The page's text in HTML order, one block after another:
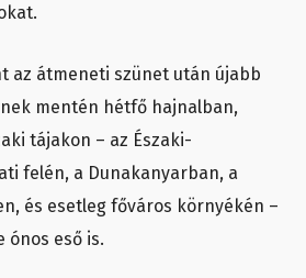
az átmeneti szünet után újabb
mentén hétfő hajnalban,
tájakon – az Északi-
felén, a Dunakanyarban, a
és esetleg főváros környékén –
ónos eső is.